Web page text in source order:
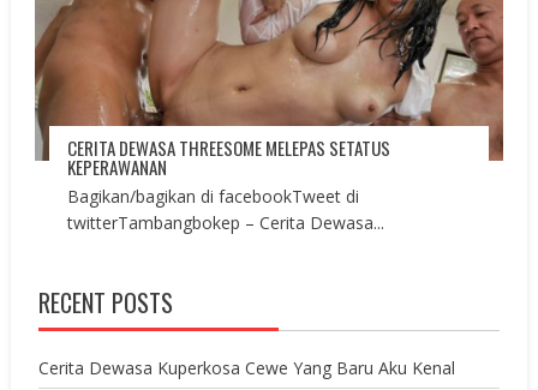
CERITA DEWASA THREESOME MELEPAS SETATUS
KEPERAWANAN
Bagikan/bagikan di facebookTweet di
twitterTambangbokep – Cerita Dewasa...
RECENT POSTS
Cerita Dewasa Kuperkosa Cewe Yang Baru Aku Kenal